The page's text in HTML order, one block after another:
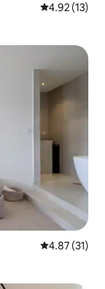
คะแนนเฉลี่ย
4.92 (13)
คะแนนเฉลี่ย
4.87 (31)